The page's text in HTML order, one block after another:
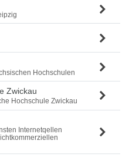
Hochschulen
Zwickau
Hochschule Zwickau
Internetqellen